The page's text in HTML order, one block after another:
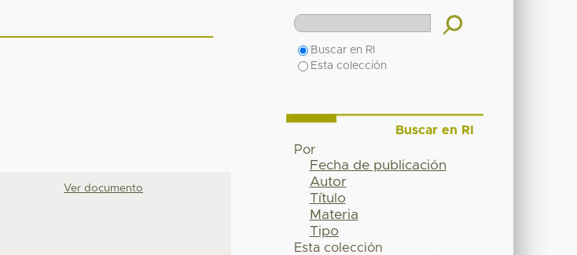
Ver documento
Buscar en RI
Esta colección
Buscar en RI
Por
Fecha de publicación
Autor
Título
Materia
Tipo
Esta colección